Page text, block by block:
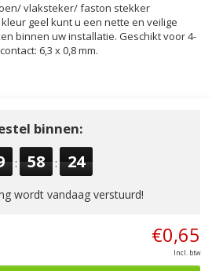
vlaksteker/ faston stekker
geel kunt u een nette en veilige
binnen uw installatie. Geschikt voor 4-
6,3 x 0,8 mm.
binnen:
: 58 : 24
wordt vandaag verstuurd!
€0,65
Incl. btw